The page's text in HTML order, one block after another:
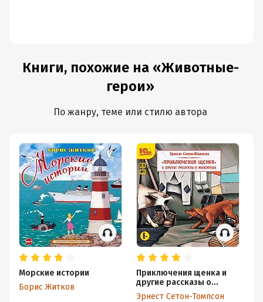
Книги, похожие на «Животные-
герои»
По жанру, теме или стилю автора
Морские истории
Борис Житков
Приключения щенка и
другие рассказы о
животных
Эрнест Сетон-Томпсон